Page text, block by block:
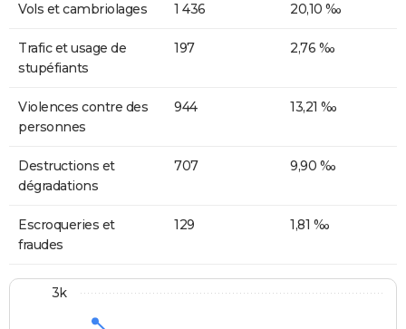
Vols et cambriolages 1 436 20,10 ‰
Trafic et usage de
stupéfiants
197 2,76 ‰
Violences contre des
personnes
944 13,21 ‰
Destructions et
dégradations
707 9,90 ‰
Escroqueries et
fraudes
129 1,81 ‰
3k